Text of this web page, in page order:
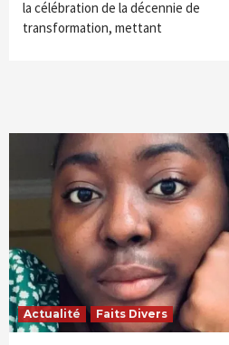
la célébration de la décennie de
transformation, mettant
Actualité Faits Divers